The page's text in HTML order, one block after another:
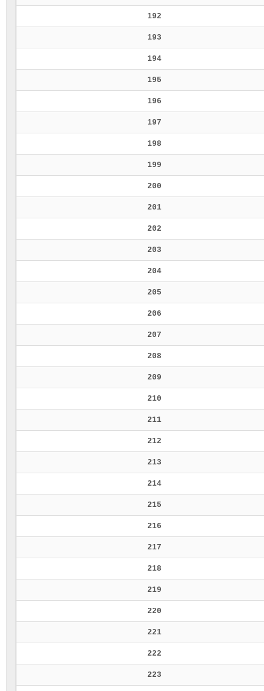
192
193
194
195
196
197
198
199
200
201
202
203
204
205
206
207
208
209
210
211
212
213
214
215
216
217
218
219
220
221
222
223